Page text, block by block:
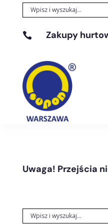
 Zakupy
Uwaga! Przejścia